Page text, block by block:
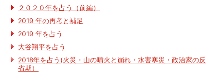
２０２０年を占う（前編）
2019 年の再考と補足
2019 年を占う
大谷翔平を占う
2018年を占う(火災・山の噴火と崩れ・水害寒災・政治家の反
省期）